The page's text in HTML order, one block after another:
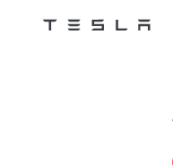
Tesla